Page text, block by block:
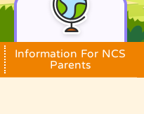
Information For NCS
Parents